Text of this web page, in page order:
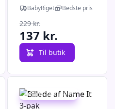
- Lilac Marble -
Lavender Gray -
2-pak
BabyRiget Bedste pris
229 kr.
137 kr.
Til butik
Udsalg - spar 49 %